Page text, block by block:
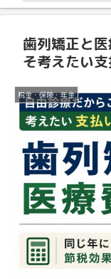
歯列矯正と
そ考えたい
税金・保険・年金